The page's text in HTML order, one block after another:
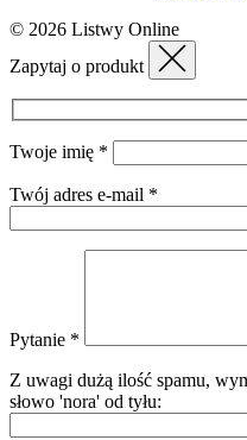
© 2026 Listwy Online
Zapytaj o produkt
Twoje imię *
Twój adres e-mail *
Pytanie *
Z uwagi dużą ilość spamu,
słowo 'nora' od tyłu: